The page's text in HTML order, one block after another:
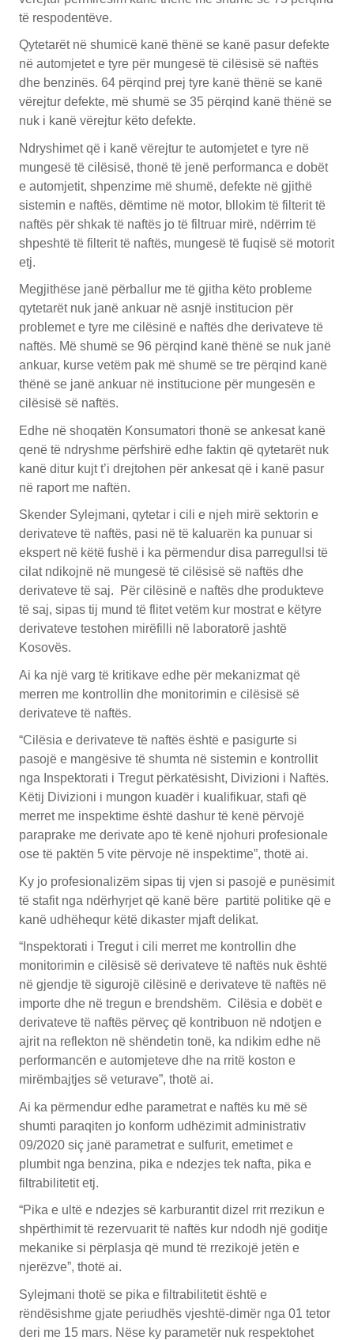
të respodentëve.
Qytetarët në shumicë kanë thënë se kanë pasur defekte
në automjetet e tyre për mungesë të cilësisë së naftës
dhe benzinës. 64 përqind prej tyre kanë thënë se kanë
vërejtur defekte, më shumë se 35 përqind kanë thënë se
nuk i kanë vërejtur këto defekte.
Ndryshimet që i kanë vërejtur te automjetet e tyre në
mungesë të cilësisë, thonë të jenë performanca e dobët
e automjetit, shpenzime më shumë, defekte në gjithë
sistemin e naftës, dëmtime në motor, bllokim të filterit të
naftës për shkak të naftës jo të filtruar mirë, ndërrim të
shpeshtë të filterit të naftës, mungesë të fuqisë së motorit
etj.
Megjithëse janë përballur me të gjitha këto probleme
qytetarët nuk janë ankuar në asnjë institucion për
problemet e tyre me cilësinë e naftës dhe derivateve të
naftës. Më shumë se 96 përqind kanë thënë se nuk janë
ankuar, kurse vetëm pak më shumë se tre përqind kanë
thënë se janë ankuar në institucione për mungesën e
cilësisë së naftës.
Edhe në shoqatën Konsumatori thonë se ankesat kanë
qenë të ndryshme përfshirë edhe faktin që qytetarët nuk
kanë ditur kujt t’i drejtohen për ankesat që i kanë pasur
në raport me naftën.
Skender Sylejmani, qytetar i cili e njeh mirë sektorin e
derivateve të naftës, pasi në të kaluarën ka punuar si
ekspert në këtë fushë i ka përmendur disa parregullsi të
cilat ndikojnë në mungesë të cilësisë së naftës dhe
derivateve të saj. Për cilësinë e naftës dhe produkteve
të saj, sipas tij mund të flitet vetëm kur mostrat e këtyre
derivateve testohen mirëfilli në laboratorë jashtë
Kosovës.
Ai ka një varg të kritikave edhe për mekanizmat që
merren me kontrollin dhe monitorimin e cilësisë së
derivateve të naftës.
“Cilësia e derivateve të naftës është e pasigurte si
pasojë e mangësive të shumta në sistemin e kontrollit
nga Inspektorati i Tregut përkatësisht, Divizioni i Naftës.
Këtij Divizioni i mungon kuadër i kualifikuar, stafi që
merret me inspektime është dashur të kenë përvojë
paraprake me derivate apo të kenë njohuri profesionale
ose të paktën 5 vite përvoje në inspektime”, thotë ai.
Ky jo profesionalizëm sipas tij vjen si pasojë e punësimit
të stafit nga ndërhyrjet që kanë bëre partitë politike që e
kanë udhëhequr këtë dikaster mjaft delikat.
“Inspektorati i Tregut i cili merret me kontrollin dhe
monitorimin e cilësisë së derivateve të naftës nuk është
në gjendje të sigurojë cilësinë e derivateve të naftës në
importe dhe në tregun e brendshëm. Cilësia e dobët e
derivateve të naftës përveç që kontribuon në ndotjen e
ajrit na reflekton në shëndetin tonë, ka ndikim edhe në
performancën e automjeteve dhe na rritë koston e
mirëmbajtjes së veturave”, thotë ai.
Ai ka përmendur edhe parametrat e naftës ku më së
shumti paraqiten jo konform udhëzimit administrativ
09/2020 siç janë parametrat e sulfurit, emetimet e
plumbit nga benzina, pika e ndezjes tek nafta, pika e
filtrabilitetit etj.
“Pika e ultë e ndezjes së karburantit dizel rrit rrezikun e
shpërthimit të rezervuarit të naftës kur ndodh një goditje
mekanike si përplasja që mund të rrezikojë jetën e
njerëzve”, thotë ai.
Sylejmani thotë se pika e filtrabilitetit është e
rëndësishme gjate periudhës vjeshtë-dimër nga 01 tetor
deri me 15 mars. Nëse ky parametër nuk respektohet